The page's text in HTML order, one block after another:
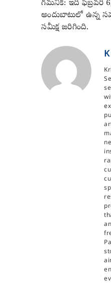
గమనిక: ఇది ఫిబ్రవరి
అందుబాటులో ఉన్న
సమీక్ష జరిగింది.